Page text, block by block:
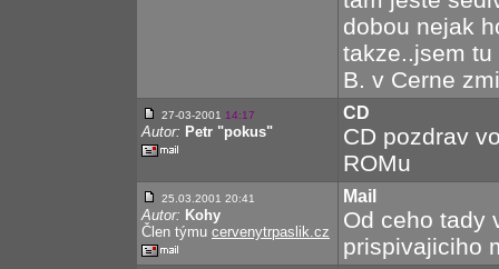
dobou nejak
takze..jsem
B. v Cerne
27-03-2001 14:17
Autor: Petr "pokus"
CD
CD pozdrav
ROMu
25.03.2001 20:41
Autor: Kohy
Člen týmu cervenytrpaslik.cz
Mail
Od ceho tady
prispivajiciho